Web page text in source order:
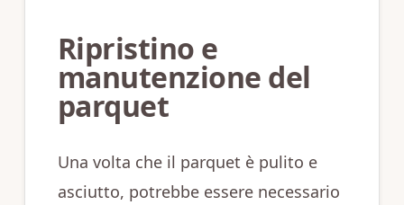
Ripristino e
manutenzione del
parquet
Una volta che il parquet è pulito e
asciutto, potrebbe essere necessario